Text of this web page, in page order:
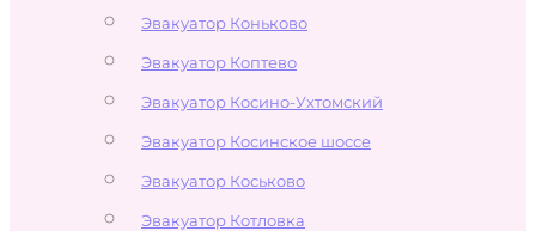
Эвакуатор Коньково
Эвакуатор Коптево
Эвакуатор Косино-Ухтомский
Эвакуатор Косинское шоссе
Эвакуатор Коськово
Эвакуатор Котловка